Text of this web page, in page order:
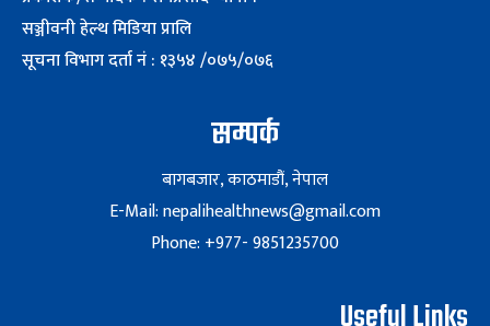
सञ्जीवनी हेल्थ मिडिया प्रालि
सूचना विभाग दर्ता नं : १३५४ /०७५/०७६
सम्पर्क
बागबजार, काठमाडौं, नेपाल
E-Mail: nepalihealthnews@gmail.com
Phone: +977- 9851235700